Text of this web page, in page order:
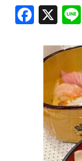
F
a
c
e
o
o
k
X